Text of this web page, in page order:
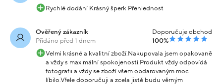
Rychlé dodání Krásný šperk Přehlednost
Ověřený zákazník
Přidáno před 1 dnem
Doporučuje obchod
100%
Velmi krásné a kvalitní zboží.Nakupovala jsem opakovaně
a vždy s maximální spokojeností.Produkt vždy odpovídá
fotografii a vždy se zboží všem obdarovaným moc
líbilo.Vřele doporučuji a zcela jistě budu věrným